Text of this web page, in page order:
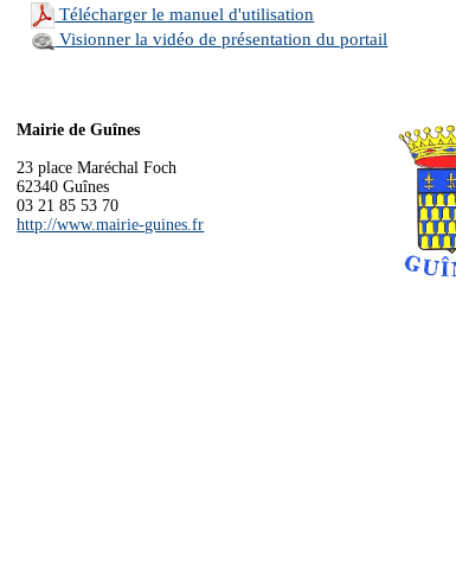
Télécharger le manuel d'utilisation
Visionner la vidéo de présentation du portail
Mairie de Guînes
23 place Maréchal Foch
62340 Guînes
03 21 85 53 70
http://www.mairie-guines.fr